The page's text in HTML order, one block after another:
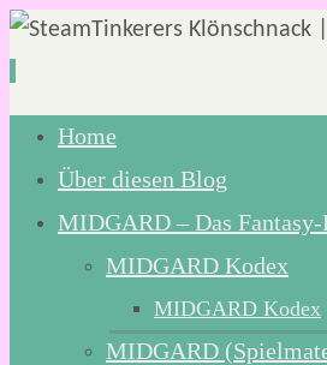
Zum
Inhalt
springen
Home
Über diesen Blog
MIDGARD – Das
MIDGARD Kodex
MIDGARD Kodex
MIDGARD